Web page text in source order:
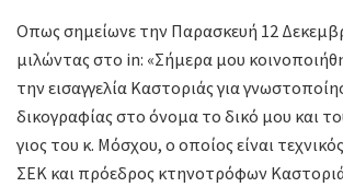
Οπως σημείωνε την Παρασκευή 12
μιλώντας στο in: «Σήμερα μου
την εισαγγελία Καστοριάς για
δικογραφίας στο όνομα το δικό μου και
γιος του κ. Μόσχου, ο οποίος είναι
ΣΕΚ και πρόεδρος κτηνοτρόφων